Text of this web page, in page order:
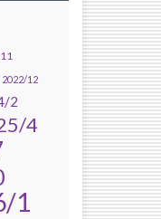
2022/12
2
4
1